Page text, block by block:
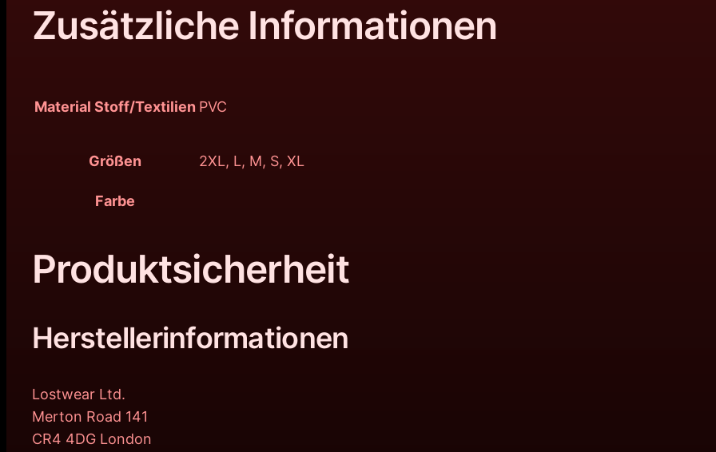
Zusätzliche Informationen
Material Stoff/Textilien PVC
Größen 2XL, L, M, S, XL
Farbe
Produktsicherheit
Herstellerinformationen
Lostwear Ltd.
Merton Road 141
CR4 4DG London